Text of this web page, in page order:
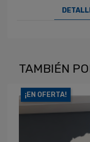
TAMBIÉN
¡EN OFERTA!